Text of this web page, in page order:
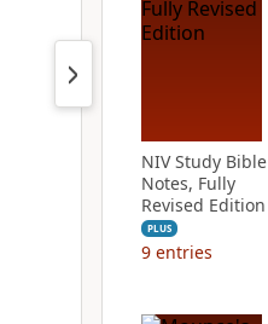
NIV Study Bible
Notes, Fully
Revised Edition
PLUS
9 entries